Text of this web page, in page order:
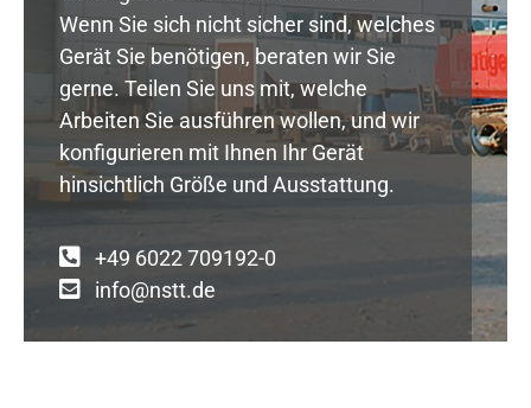
Wenn Sie sich nicht sicher sind, welches
Gerät Sie benötigen, beraten wir Sie
gerne. Teilen Sie uns mit, welche
Arbeiten Sie ausführen wollen, und wir
konfigurieren mit Ihnen Ihr Gerät
hinsichtlich Größe und Ausstattung.
+49 6022 709192-0
info@nstt.de